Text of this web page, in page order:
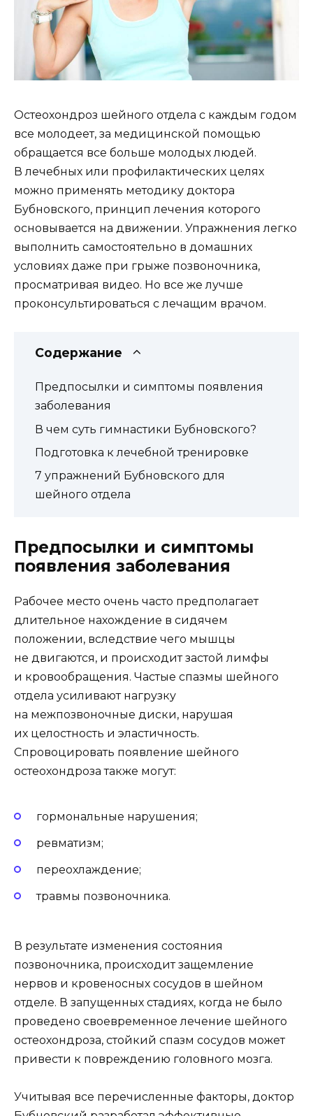
Остеохондроз шейного отдела с каждым годом
все молодеет, за медицинской помощью
обращается все больше молодых людей.
В лечебных или профилактических целях
можно применять методику доктора
Бубновского, принцип лечения которого
основывается на движении. Упражнения легко
выполнить самостоятельно в домашних
условиях даже при грыже позвоночника,
просматривая видео. Но все же лучше
проконсультироваться с лечащим врачом.
Содержание
Предпосылки и симптомы появления
заболевания
В чем суть гимнастики Бубновского?
Подготовка к лечебной тренировке
7 упражнений Бубновского для
шейного отдела
Предпосылки и симптомы
появления заболевания
Рабочее место очень часто предполагает
длительное нахождение в сидячем
положении, вследствие чего мышцы
не двигаются, и происходит застой лимфы
и кровообращения. Частые спазмы шейного
отдела усиливают нагрузку
на межпозвоночные диски, нарушая
их целостность и эластичность.
Спровоцировать появление шейного
остеохондроза также могут:
гормональные нарушения;
ревматизм;
переохлаждение;
травмы позвоночника.
В результате изменения состояния
позвоночника, происходит защемление
нервов и кровеносных сосудов в шейном
отделе. В запущенных стадиях, когда не было
проведено своевременное лечение шейного
остеохондроза, стойкий спазм сосудов может
привести к повреждению головного мозга.
Учитывая все перечисленные факторы, доктор